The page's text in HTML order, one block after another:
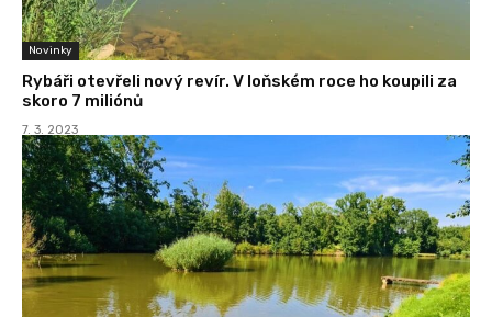
Novinky
Rybáři otevřeli nový revír. V loňském roce ho koupili za
skoro 7 miliónů
7. 3. 2023